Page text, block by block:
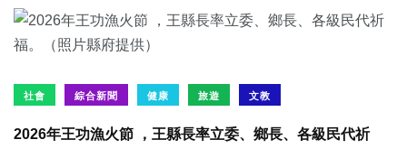
社會 綜合新聞 健康 旅遊 文教
2026年王功漁火節 ，王縣長率立委、鄉長、各級民代祈